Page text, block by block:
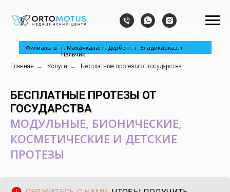
Филиалы в: г. Махачкала, г. Дербент, г. Владикавказ, г.
Нальчик
Главная → Услуги → Бесплатные протезы от государства
БЕСПЛАТНЫЕ ПРОТЕЗЫ ОТ
ГОСУДАРСТВА
МОДУЛЬНЫЕ, БИОНИЧЕСКИЕ,
КОСМЕТИЧЕСКИЕ И ДЕТСКИЕ
ПРОТЕЗЫ